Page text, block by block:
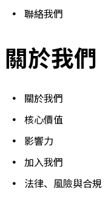
聯絡我們
關於我們
關於我們
核心價值
影響力
加入我們
法律、風險與合規